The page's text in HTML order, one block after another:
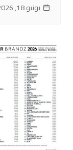
يونيو 18, 2026